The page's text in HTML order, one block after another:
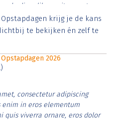
diam libero vitae erat.
justo cursus id rutrum lorem
vitae risus tristique posuere.
krijg je de kans
te bekijken én zelf te
2026
consectetur adipiscing
enim in eros elementum
quis viverra ornare, eros dolor